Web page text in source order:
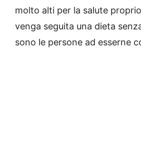
molto alti per la salute
venga seguita una dieta
sono le persone ad esserne